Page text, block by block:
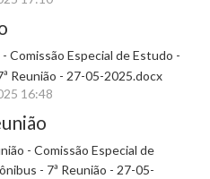
Comissão Especial de Estudo -
Reunião - 27-05-2025.docx
16:48
- Comissão Especial de
- 7ª Reunião - 27-05-